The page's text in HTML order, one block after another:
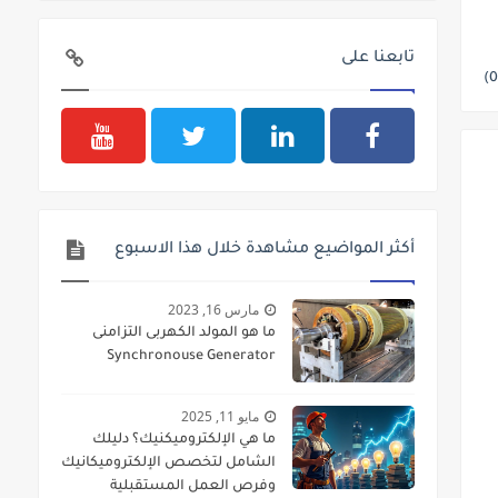
تابعنا على
أكثر المواضيع مشاهدة خلال هذا الاسبوع
مارس 16, 2023
ما هو المولد الكهربى التزامنى
Synchronouse Generator
مايو 11, 2025
ما هي الإلكتروميكنيك؟ دليلك
الشامل لتخصص الإلكتروميكانيك
وفرص العمل المستقبلية